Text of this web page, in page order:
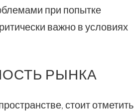
при попытке
важно в условиях
РЫНКА
стоит отметить